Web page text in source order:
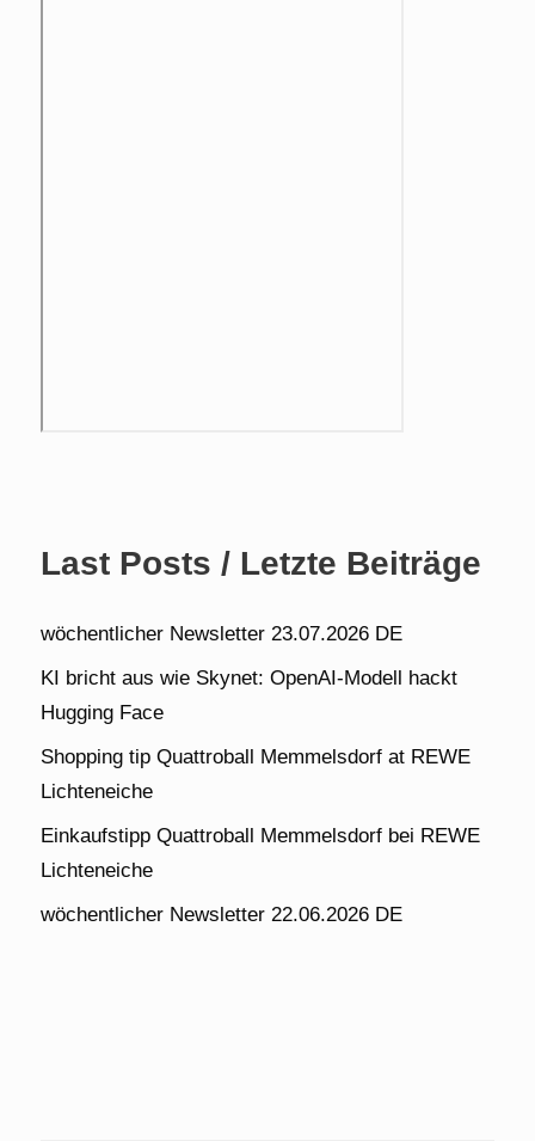
Last Posts / Letzte Beiträge
wöchentlicher Newsletter 23.07.2026 DE
KI bricht aus wie Skynet: OpenAI-Modell hackt
Hugging Face
Shopping tip Quattroball Memmelsdorf at REWE
Lichteneiche
Einkaufstipp Quattroball Memmelsdorf bei REWE
Lichteneiche
wöchentlicher Newsletter 22.06.2026 DE